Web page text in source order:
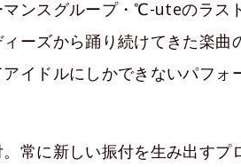
ンスグループ・℃-uteのラス
ーズから踊り続けてきた楽曲
イドルにしかできないパフォ
常に新しい振付を生み出すプ